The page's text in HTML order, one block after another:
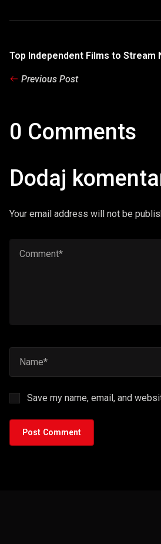
Top Independent Films to Stream
Previous Post
0 Comments
Dodaj
Your email address will not be
Save my name, email, and
Post Comment